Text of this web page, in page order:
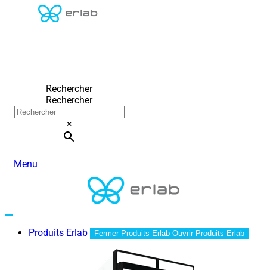
Rechercher
Rechercher
×
Menu
Produits Erlab Fermer Produits Erlab Ouvrir Produits Erlab